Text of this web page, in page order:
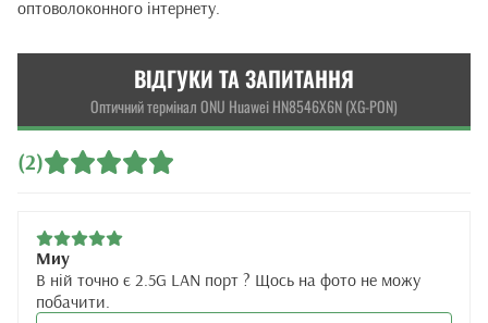
оптоволоконного інтернету.
ВІДГУКИ ТА ЗАПИТАННЯ
Оптичний термінал ONU Huawei HN8546X6N (XG-PON)
(2)
Миу
В ній точно є 2.5G LAN порт ? Щось на фото не можу
побачити.